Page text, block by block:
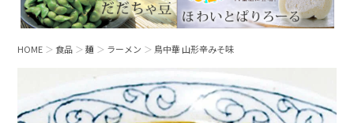
HOME 食品 麺 ラーメン 鳥中華 山形辛みそ味